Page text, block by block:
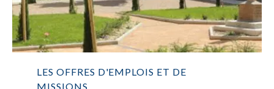
LES OFFRES D'EMPLOIS ET DE
MISSIONS